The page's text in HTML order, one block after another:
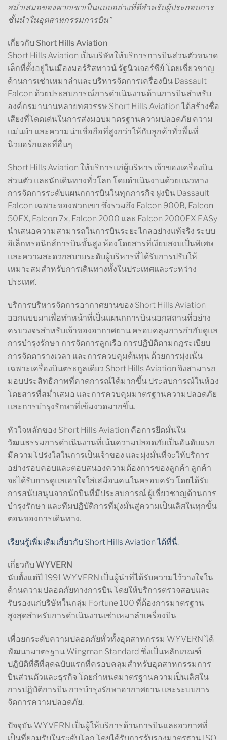
สม่ำเสมอของพวกเขาเป็นแบบอย่างที่ดีสำหรับผู้ประกอบการ
ชั้นนำในอุตสาหกรรมการบิน”
เกี่ยวกับ Short Hills Aviation
Short Hills Aviation เป็นบริษัทให้บริการการบินส่วนตัวขนาด
เล็กที่ตั้งอยู่ในเมืองมอร์ริสทาวน์ รัฐนิวเจอร์ซีย์ โดยเชี่ยวชาญ
ด้านการเช่าเหมาลำและบริหารจัดการเครื่องบิน Dassault
Falcon ด้วยประสบการณ์การดำเนินงานด้านการบินสำหรับ
องค์กรมานานหลายทศวรรษ Short Hills Aviation ได้สร้างชื่อ
เสียงที่โดดเด่นในการส่งมอบมาตรฐานความปลอดภัย ความ
แม่นยำ และความน่าเชื่อถือที่สูงกว่าให้กับลูกค้าทั่วพื้นที่
นิวยอร์กและที่อื่นๆ
Short Hills Aviation ให้บริการแก่ผู้บริหาร เจ้าของเครื่องบิน
ส่วนตัว และนักเดินทางทั่วโลก โดยดำเนินงานด้วยแนวทาง
การจัดการระดับแผนกการบินในทุกภารกิจ ฝูงบิน Dassault
Falcon เฉพาะของพวกเขา ซึ่งรวมถึง Falcon 900B, Falcon
50EX, Falcon 7x, Falcon 2000 และ Falcon 2000EX EASy
นำเสนอความสามารถในการบินระยะไกลอย่างแท้จริง ระบบ
อิเล็กทรอนิกส์การบินขั้นสูง ห้องโดยสารที่เงียบสงบเป็นพิเศษ
และความสะดวกสบายระดับผู้บริหารที่ได้รับการปรับให้
เหมาะสมสำหรับการเดินทางทั้งในประเทศและระหว่าง
ประเทศ.
บริการบริหารจัดการอากาศยานของ Short Hills Aviation
ออกแบบมาเพื่อทำหน้าที่เป็นแผนกการบินนอกสถานที่อย่าง
ครบวงจรสำหรับเจ้าของอากาศยาน ครอบคลุมการกำกับดูแล
การบำรุงรักษา การจัดการลูกเรือ การปฏิบัติตามกฎระเบียบ
การจัดตารางเวลา และการควบคุมต้นทุน ด้วยการมุ่งเน้น
เฉพาะเครื่องบินตระกูลเดียว Short Hills Aviation จึงสามารถ
มอบประสิทธิภาพที่คาดการณ์ได้มากขึ้น ประสบการณ์ในห้อง
โดยสารที่สม่ำเสมอ และการควบคุมมาตรฐานความปลอดภัย
และการบำรุงรักษาที่เข้มงวดมากขึ้น.
หัวใจหลักของ Short Hills Aviation คือการยึดมั่นใน
วัฒนธรรมการดำเนินงานที่เน้นความปลอดภัยเป็นอันดับแรก
มีความโปร่งใสในการเป็นเจ้าของ และมุ่งมั่นที่จะให้บริการ
อย่างรอบคอบและตอบสนองความต้องการของลูกค้า ลูกค้า
จะได้รับการดูแลเอาใจใส่เสมือนคนในครอบครัว โดยได้รับ
การสนับสนุนจากนักบินที่มีประสบการณ์ ผู้เชี่ยวชาญด้านการ
บำรุงรักษา และทีมปฏิบัติการที่มุ่งมั่นสู่ความเป็นเลิศในทุกขั้น
ตอนของการเดินทาง.
เรียนรู้เพิ่มเติมเกี่ยวกับ Short Hills Aviation ได้ที่นี่.
เกี่ยวกับ WYVERN
นับตั้งแต่ปี 1991 WYVERN เป็นผู้นำที่ได้รับความไว้วางใจใน
ด้านความปลอดภัยทางการบิน โดยให้บริการตรวจสอบและ
รับรองแก่บริษัทในกลุ่ม Fortune 100 ที่ต้องการมาตรฐาน
สูงสุดสำหรับการดำเนินงานเช่าเหมาลำเครื่องบิน
เพื่อยกระดับความปลอดภัยทั่วทั้งอุตสาหกรรม WYVERN ได้
พัฒนามาตรฐาน Wingman Standard ซึ่งเป็นหลักเกณฑ์
ปฏิบัติที่ดีที่สุดฉบับแรกที่ครอบคลุมสำหรับอุตสาหกรรมการ
บินส่วนตัวและธุรกิจ โดยกำหนดมาตรฐานความเป็นเลิศใน
การปฏิบัติการบิน การบำรุงรักษาอากาศยาน และระบบการ
จัดการความปลอดภัย.
ปัจจุบัน WYVERN เป็นผู้ให้บริการด้านการบินและอวกาศที่